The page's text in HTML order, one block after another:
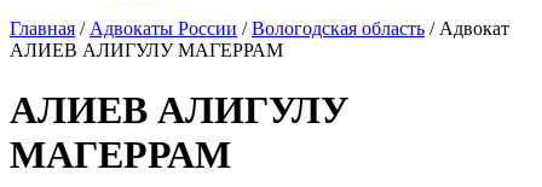
Главная / Адвокаты России /Вологодская область / Адвокат
АЛИЕВ АЛИГУЛУ МАГЕРРАМ
АЛИЕВ АЛИГУЛУ
МАГЕРРАМ